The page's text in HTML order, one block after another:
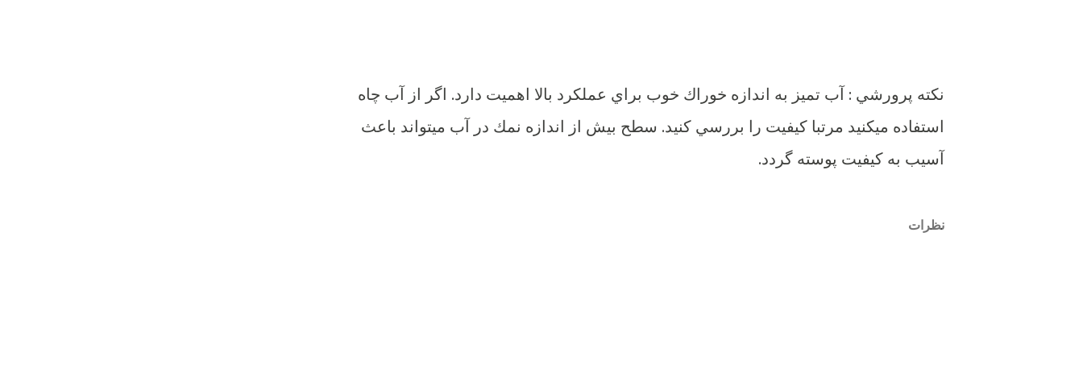
نكته پرورشي : آب تميز به اندازه خوراك خوب براي عملكرد بالا اهميت دارد. اگر از آب چاه
استفاده ميكنيد مرتبا كيفيت را بررسي كنيد. سطح بيش از اندازه نمك در آب ميتواند باعث
آسيب به كيفيت پوسته گردد.
نظرات